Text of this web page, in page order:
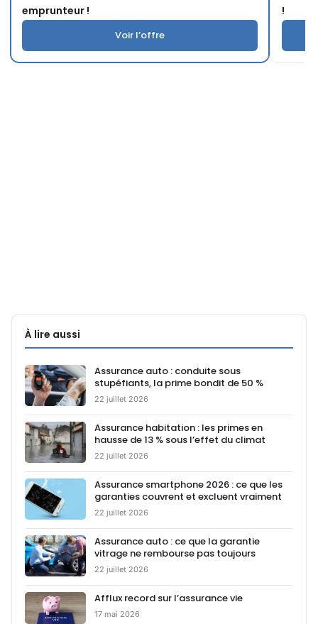
emprunteur !
Voir l’offre
!
À lire aussi
Assurance auto : conduite sous
stupéfiants, la prime bondit de 50 %
22 juillet 2026
Assurance habitation : les primes en
hausse de 13 % sous l’effet du climat
22 juillet 2026
Assurance smartphone 2026 : ce que les
garanties couvrent et excluent vraiment
22 juillet 2026
Assurance auto : ce que la garantie
vitrage ne rembourse pas toujours
22 juillet 2026
Afflux record sur l’assurance vie
17 mai 2026